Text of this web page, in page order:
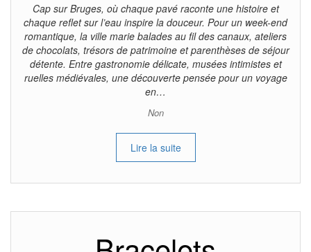
Cap sur Bruges, où chaque pavé raconte une histoire et
chaque reflet sur l’eau inspire la douceur. Pour un week-end
romantique, la ville marie balades au fil des canaux, ateliers
de chocolats, trésors de patrimoine et parenthèses de séjour
détente. Entre gastronomie délicate, musées intimistes et
ruelles médiévales, une découverte pensée pour un voyage
en…
Non
Lire la suite